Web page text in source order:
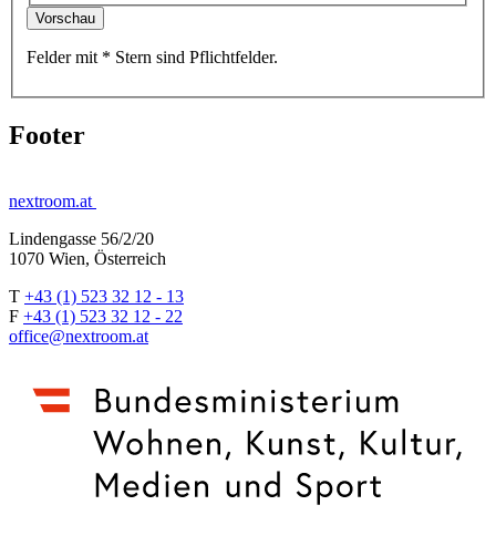
Vorschau
Felder mit * Stern sind Pflichtfelder.
Footer
nextroom.at
Lindengasse 56/2/20
1070 Wien, Österreich
T +43 (1) 523 32 12 - 13
F +43 (1) 523 32 12 - 22
office@nextroom.at